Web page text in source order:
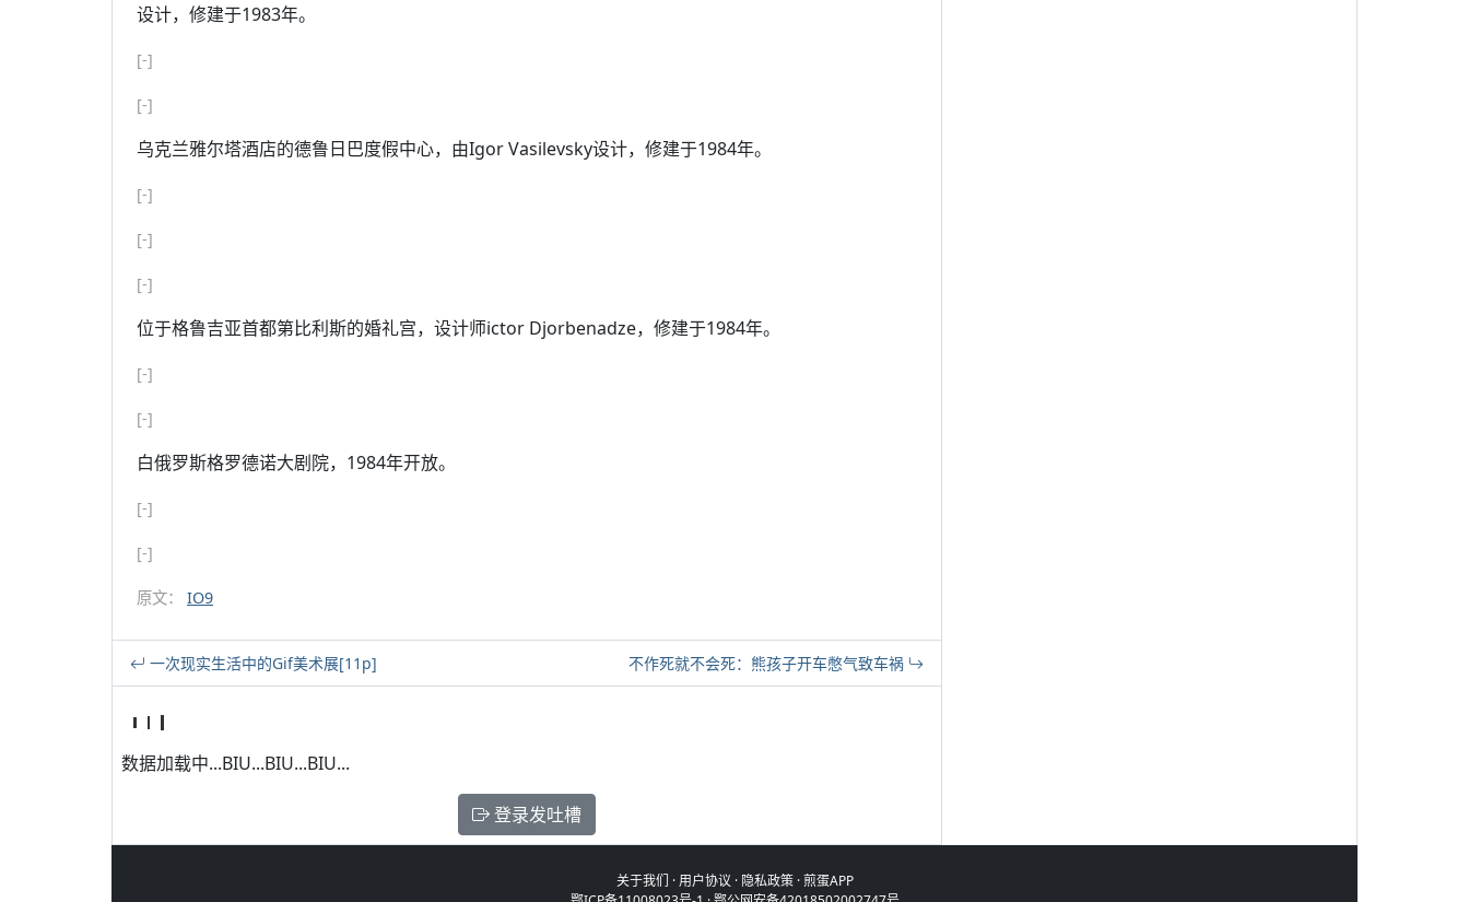
设计，修建于1983年。
[-]
[-]
乌克兰雅尔塔酒店的德鲁日巴度假中心，由Igor Vasilevsky设计，修建于1984年。
[-]
[-]
[-]
位于格鲁吉亚首都第比利斯的婚礼宫，设计师ictor Djorbenadze，修建于1984年。
[-]
[-]
白俄罗斯格罗德诺大剧院，1984年开放。
[-]
[-]
原文： IO9
一次现实生活中的Gif美术展[11p] 不作死就不会死：熊孩子开车憋气致车祸
数据加载中...BIU...BIU...BIU...
登录发吐槽
关于我们 ·用户协议 · 隐私政策·煎蛋APP